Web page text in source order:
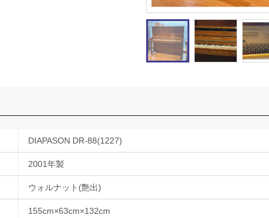
DIAPASON DR-88(1227)
2001年製
ウォルナット(艶出)
155cm×63cm×132cm